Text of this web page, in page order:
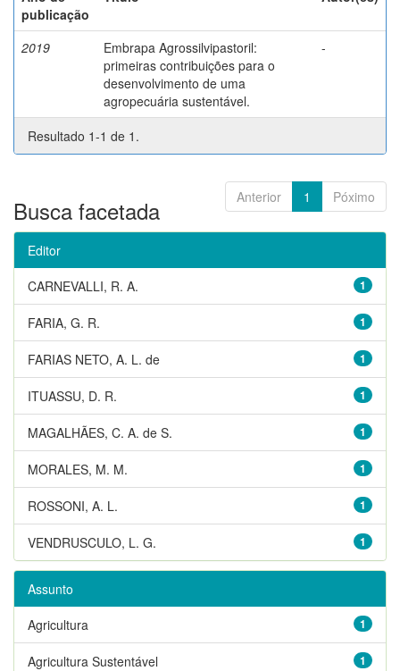
publicação
2019
Embrapa Agrossilvipastoril:
primeiras contribuições para o
desenvolvimento de uma
agropecuária sustentável.
-
Resultado 1-1 de 1.
Anterior 1 Póximo
Busca facetada
Editor
1
CARNEVALLI, R. A.
1
FARIA, G. R.
1
FARIAS NETO, A. L. de
1
ITUASSU, D. R.
1
MAGALHÃES, C. A. de S.
1
MORALES, M. M.
1
ROSSONI, A. L.
1
VENDRUSCULO, L. G.
Assunto
1
Agricultura
1
Agricultura Sustentável